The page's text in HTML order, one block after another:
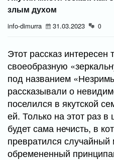
злым духом
info-dimurra 31.03.2023 0
Этот рассказ интересен
своеобразную
под названием
рассказывали о
поселился в якутской
ей. Только на этот раз в
будет сама нечисть, в
превратился
обремененный